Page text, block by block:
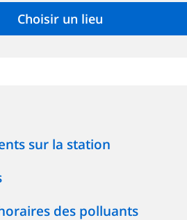
sur la station
des polluants